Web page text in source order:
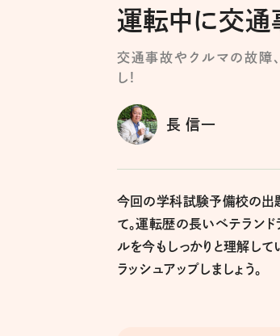
運転中に交通
交通事故やクルマの故障
し!
長 信一
今回の学科試験予備校の出
て。運転歴の長いベテラン
ルを今もしっかりと理解し
ラッシュアップしましょう。